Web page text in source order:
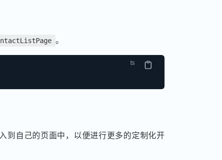
。
到自己的页面中，以便进行更多的定制化开